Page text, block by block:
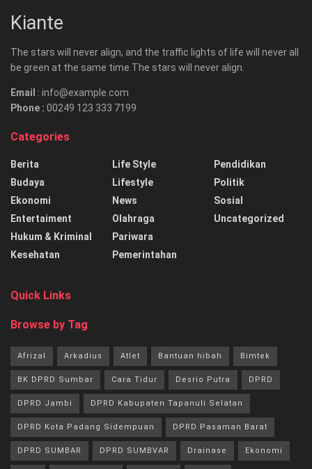
Kiante
The stars will never align, and the traffic lights of life will never all
be green at the same time.The stars will never align.
Email : info@example.com
Phone : 00249 123 333 7199
Categories
Berita
Budaya
Ekonomi
Entertaiment
Hukum & Kriminal
Kesehatan
Life Style
Lifestyle
News
Olahraga
Pariwara
Pemerintahan
Pendidikan
Politik
Sosial
Uncategorized
Quick Links
Browse by Tag
Afrizal Arkadius Atlet Bantuan hibah Bimtek
BK DPRD Sumbar Cara Tidur Desrio Putra DPRD
DPRD Jambi DPRD Kabupaten Tapanuli Selatan
DPRD Kota Padang Sidempuan DPRD Pasaman Barat
DPRD SUMBAR DPRD SUMBVAR Drainase Ekonomi